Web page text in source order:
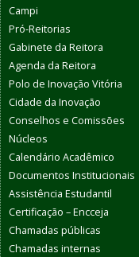
Campi
Pró-Reitorias
Gabinete da Reitora
Agenda da Reitora
Polo de Inovação Vitória
Cidade da Inovação
Conselhos e Comissões
Núcleos
Calendário Acadêmico
Documentos Institucionais
Assistência Estudantil
Certificação – Encceja
Chamadas públicas
Chamadas internas